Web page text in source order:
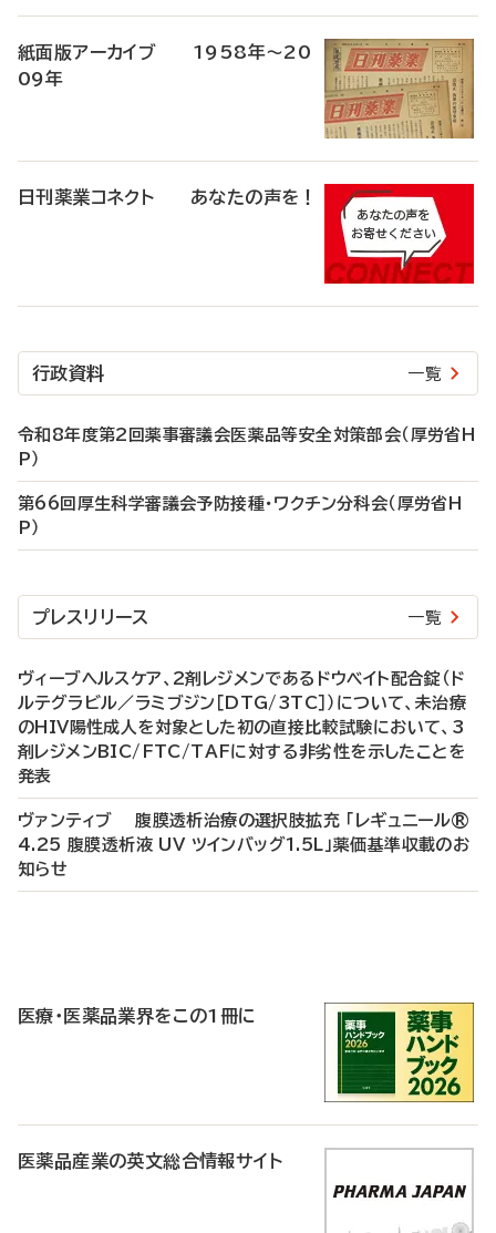
紙面版アーカイブ 1958年～20
09年
日刊薬業コネクト あなたの声を！
行政資料 一覧
令和8年度第2回薬事審議会医薬品等安全対策部会（厚労省H
P）
第66回厚生科学審議会予防接種・ワクチン分科会（厚労省H
P）
プレスリリース 一覧
ヴィーブヘルスケア、2剤レジメンであるドウベイト配合錠（ド
ルテグラビル／ラミブジン［DTG/3TC］）について、未治療
のHIV陽性成人を対象とした初の直接比較試験において、3
剤レジメンBIC/FTC/TAFに対する非劣性を示したことを
発表
ヴァンティブ 腹膜透析治療の選択肢拡充 「レギュニール®
4.25 腹膜透析液 UV ツインバッグ1.5L」薬価基準収載のお
知らせ
医療・医薬品業界をこの1冊に
医薬品産業の英文総合情報サイト